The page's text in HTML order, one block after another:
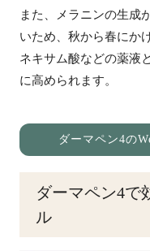
また、メラニンの生成
いため、秋から春にか
ネキサム酸などの薬液
に高められます。
ダーマペン4の
ダーマペン4で
ル